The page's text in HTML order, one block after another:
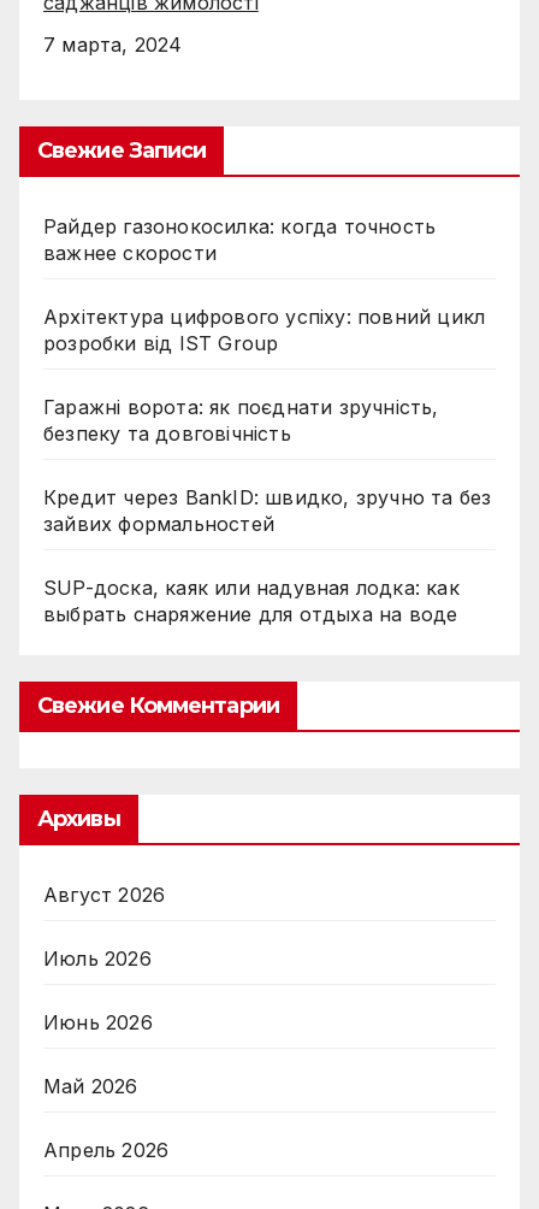
7 марта, 2024
Свежие Записи
Райдер газонокосилка: когда точность
важнее скорости
Архітектура цифрового успіху: повний цикл
розробки від IST Group
Гаражні ворота: як поєднати зручність,
безпеку та довговічність
Кредит через BankID: швидко, зручно та без
зайвих формальностей
SUP-доска, каяк или надувная лодка: как
выбрать снаряжение для отдыха на воде
Свежие Комментарии
Архивы
Август 2026
Июль 2026
Июнь 2026
Май 2026
Апрель 2026